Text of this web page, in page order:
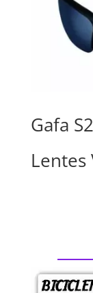
Gafa
Lentes